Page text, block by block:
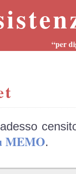
“per
MEMO.